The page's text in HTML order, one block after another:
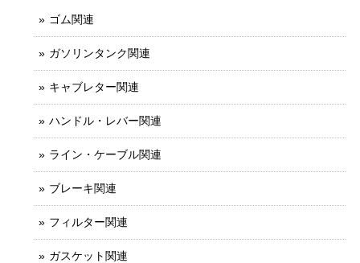
ゴム関連
ガソリンタンク関連
キャブレター関連
ハンドル・レバー関連
ライン・ケーブル関連
ブレーキ関連
フィルター関連
ガスケット関連